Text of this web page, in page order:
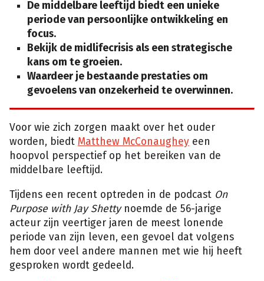
De middelbare leeftijd biedt een unieke
periode van persoonlijke ontwikkeling en
focus.
Bekijk de midlifecrisis als een strategische
kans om te groeien.
Waardeer je bestaande prestaties om
gevoelens van onzekerheid te overwinnen.
Voor wie zich zorgen maakt over het ouder
worden, biedt Matthew McConaughey een
hoopvol perspectief op het bereiken van de
middelbare leeftijd.
Tijdens een recent optreden in de podcast On
Purpose with Jay Shettynoemde de 56-jarige
acteur zijn veertiger jaren de meest lonende
periode van zijn leven, een gevoel dat volgens
hem door veel andere mannen met wie hij heeft
gesproken wordt gedeeld.